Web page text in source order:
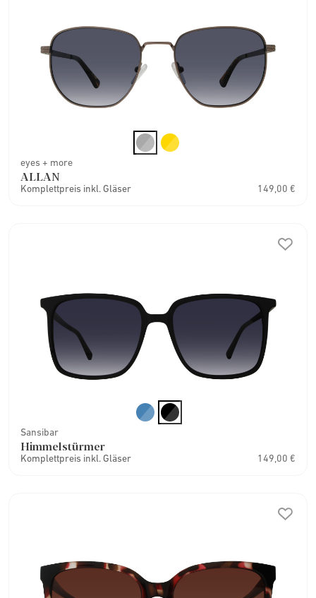
eyes + more
ALLAN
Komplettpreis inkl. Gläser 149,00 €
Sansibar
Himmelstürmer
Komplettpreis inkl. Gläser 149,00 €